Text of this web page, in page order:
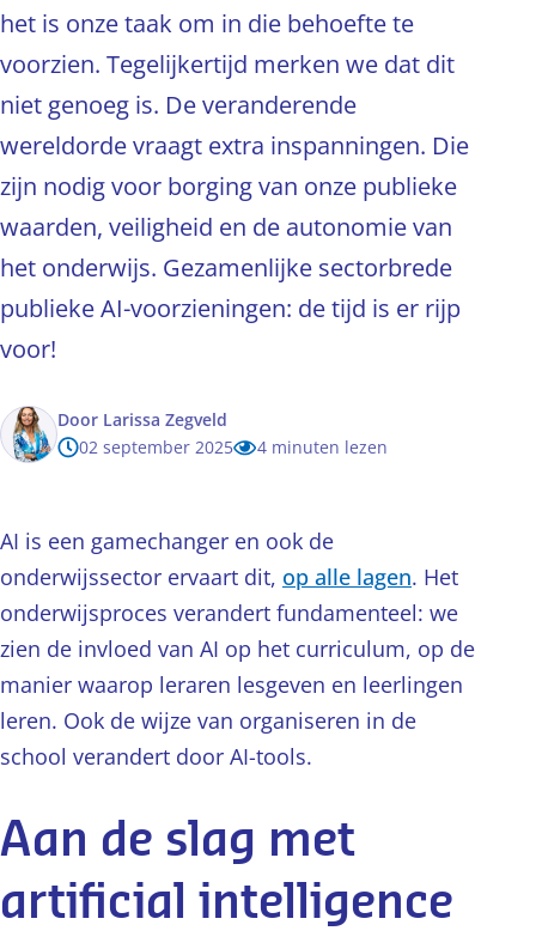
het is onze taak om in die behoefte te
voorzien. Tegelijkertijd merken we dat dit
niet genoeg is. De veranderende
wereldorde vraagt extra inspanningen. Die
zijn nodig voor borging van onze publieke
waarden, veiligheid en de autonomie van
het onderwijs. Gezamenlijke sectorbrede
publieke AI-voorzieningen: de tijd is er rijp
voor!
Door Larissa Zegveld
02 september 2025
4 minuten lezen
AI is een gamechanger en ook de
onderwijssector ervaart dit, op alle lagen. Het
onderwijsproces verandert fundamenteel: we
zien de invloed van AI op het curriculum, op de
manier waarop leraren lesgeven en leerlingen
leren. Ook de wijze van organiseren in de
school verandert door AI-tools.
Aan de slag met
artificial intelligence